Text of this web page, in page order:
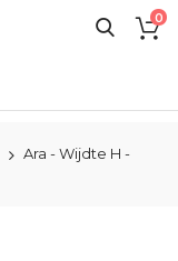
0
Ara - Wijdte H -